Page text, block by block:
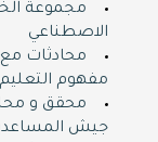
مجموعة
الاصطناعي
محادثات مع
مفهوم
محقق و
جيش